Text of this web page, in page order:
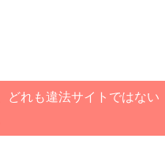
どれも違法サイトではない